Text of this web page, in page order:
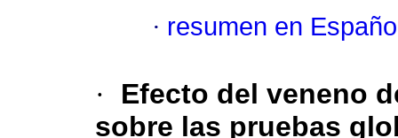
· resumen en
·
Efecto del veneno
sobre las pruebas